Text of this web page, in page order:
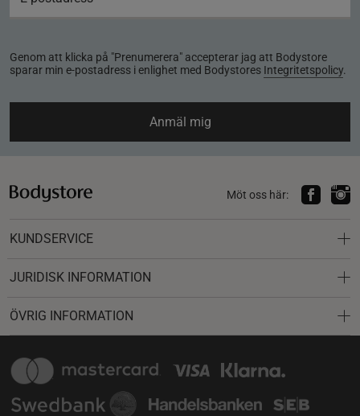
Genom att klicka på "Prenumerera" accepterar jag att Bodystore
sparar min e-postadress i enlighet med Bodystores Integritetspolicy.
Anmäl mig
Möt oss här:
KUNDSERVICE
JURIDISK INFORMATION
ÖVRIG INFORMATION